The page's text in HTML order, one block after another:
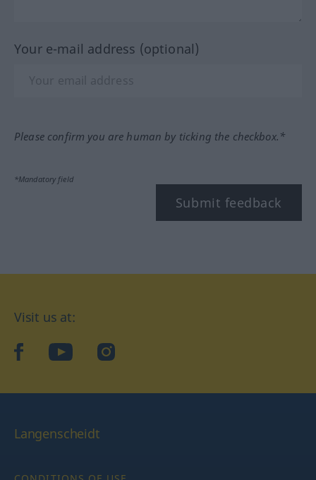
Your e-mail address (optional)
Please confirm you are human by ticking the checkbox.*
*Mandatory field
Submit feedback
Visit us at:
facebookYouTubeInstagram
Langenscheidt